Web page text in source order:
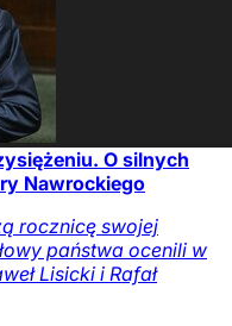
O silnych
Nawrockiego
rocznicę swojej
państwa ocenili w
Lisicki i Rafał